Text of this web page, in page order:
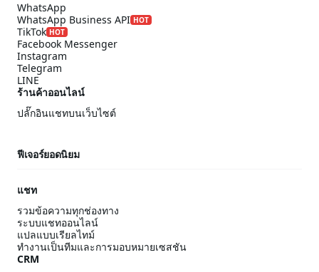
WhatsApp
WhatsApp Business API HOT
TikTok HOT
Facebook Messenger
Instagram
Telegram
LINE
ร้านค้าออนไลน์
ปลั๊กอินแชทบนเว็บไซต์
ฟีเจอร์ยอดนิยม
แชท
รวมข้อความทุกช่องทาง
ระบบแชทออนไลน์
แปลแบบเรียลไทม์
ทำงานเป็นทีมและการมอบหมายเซสชัน
CRM